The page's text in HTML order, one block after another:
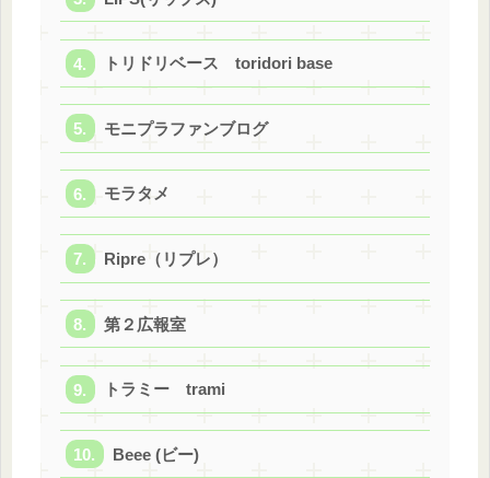
トリドリベース toridori base
モニプラファンブログ
モラタメ
Ripre（リプレ）
第２広報室
トラミー trami
Beee (ビー)